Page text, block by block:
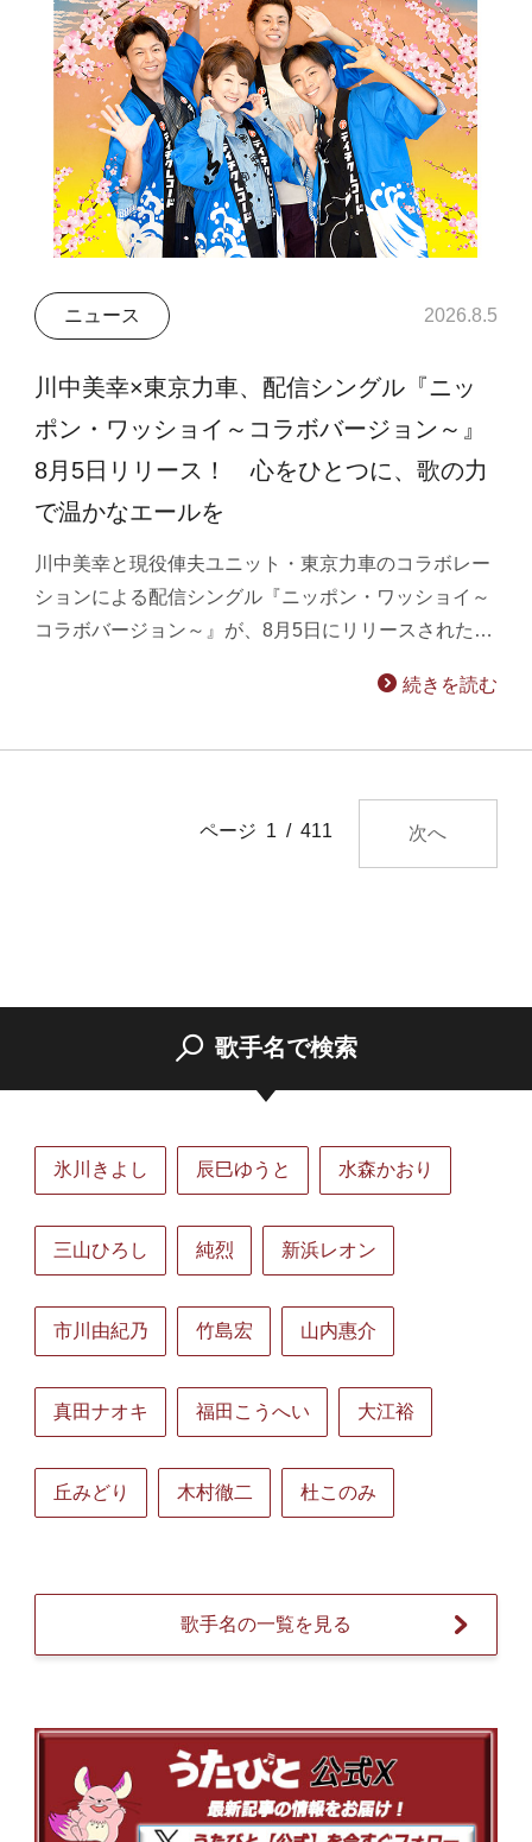
ニュース 2026.8.5
川中美幸×東京力車、配信シングル『ニッ
ポン・ワッショイ～コラボバージョン～』
8月5日リリース！ 心をひとつに、歌の力
で温かなエールを
川中美幸と現役俥夫ユニット・東京力車のコラボレー
ションによる配信シングル『ニッポン・ワッショイ～
コラボバージョン～』が、8月5日にリリースされた…
続きを読む
ページ 1 / 411 次へ
歌手名で検索
氷川きよし 辰巳ゆうと 水森かおり
三山ひろし 純烈 新浜レオン
市川由紀乃 竹島宏 山内惠介
真田ナオキ 福田こうへい 大江裕
丘みどり 木村徹二 杜このみ
歌手名の一覧を見る